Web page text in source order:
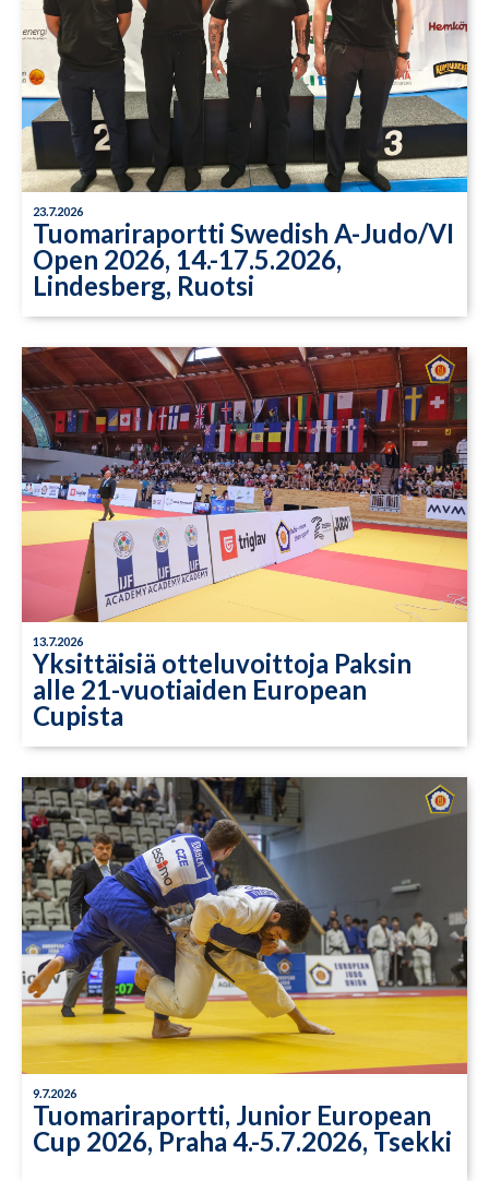
23.7.2026
Tuomariraportti Swedish A-Judo/VI
Open 2026, 14.-17.5.2026,
Lindesberg, Ruotsi
13.7.2026
Yksittäisiä otteluvoittoja Paksin
alle 21-vuotiaiden European
Cupista
9.7.2026
Tuomariraportti, Junior European
Cup 2026, Praha 4.-5.7.2026, Tsekki